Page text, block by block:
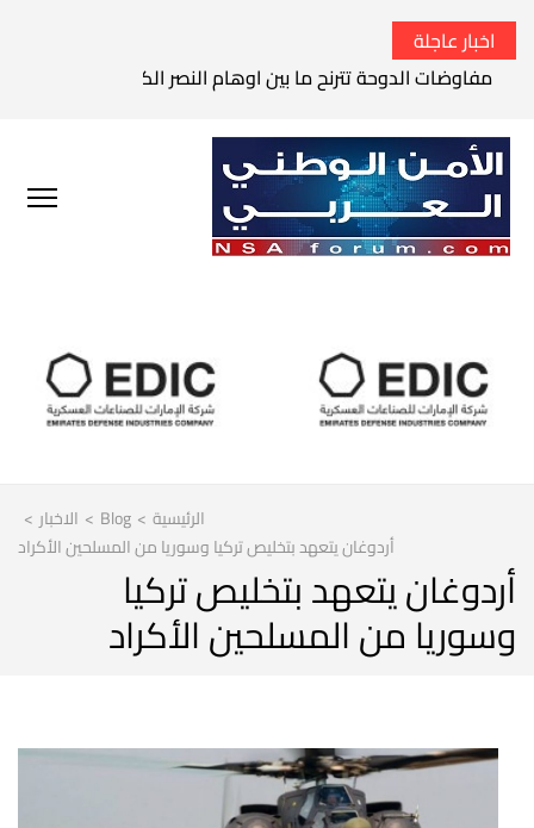
اخبار عاجلة
مفاوضات الدوحة تترنح ما بين اوهام النصر الكامل وواقع
الرئيسية >
Blog
> الاخبار >
أردوغان يتعهد بتخليص تركيا وسوريا من المسلحين الأكراد
أردوغان يتعهد بتخليص تركيا
وسوريا من المسلحين الأكراد